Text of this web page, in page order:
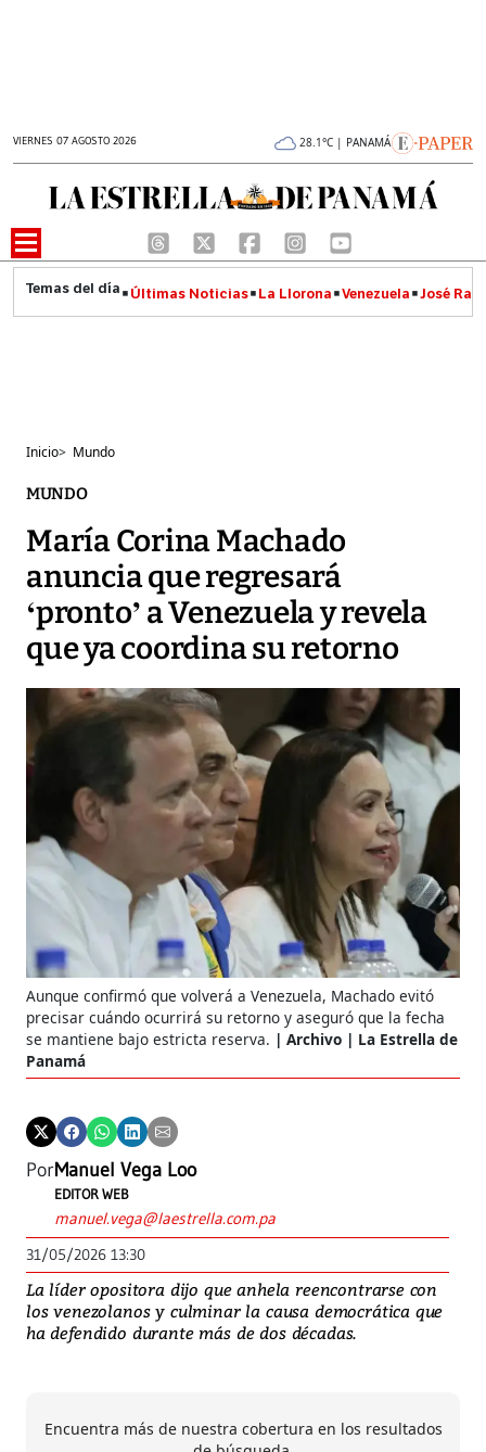
VIERNES 07 AGOSTO 2026 28.1°C | PANAMÁ
Últimas Noticias La Llorona Venezuela José
Inicio> Mundo
MUNDO
María Corina Machado
anuncia que regresará
‘pronto’ a Venezuela y revela
que ya coordina su retorno
Aunque confirmó que volverá a Venezuela, Machado evitó
precisar cuándo ocurrirá su retorno y aseguró que la fecha
se mantiene bajo estricta reserva.
Archivo | La Estrella de
Panamá
PorManuel Vega Loo
EDITOR WEB
manuel.vega@laestrella.com.pa
31/05/2026 13:30
La líder opositora dijo que anhela reencontrarse con
los venezolanos y culminar la causa democrática que
ha defendido durante más de dos décadas.
Encuentra más de nuestra cobertura en los resultados